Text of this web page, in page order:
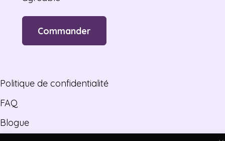
Commander
Politique de confidentialité
FAQ
Blogue